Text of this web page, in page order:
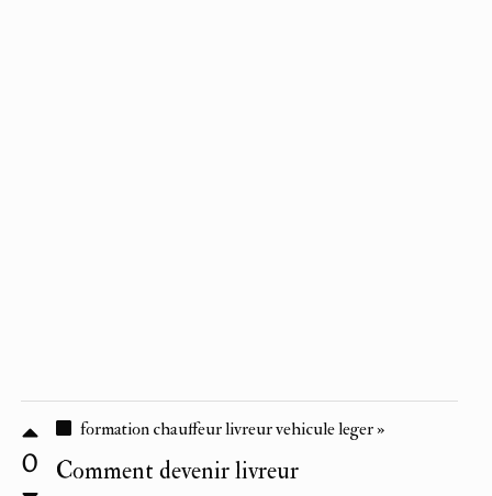
0
formation chauffeur livreur vehicule leger »
Comment devenir livreur